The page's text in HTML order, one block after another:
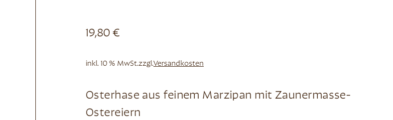
19,80 €
inkl. 10 % MwSt.zzgl.Versandkosten
Osterhase aus feinem Marzipan mit Zaunermasse-
Ostereiern